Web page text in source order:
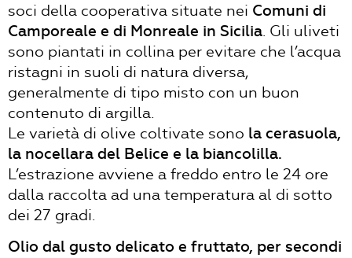
soci della cooperativa situate nei Comuni di
Camporeale e di Monreale in Sicilia. Gli uliveti
sono piantati in collina per evitare che l’acqua
ristagni in suoli di natura diversa,
generalmente di tipo misto con un buon
contenuto di argilla.
Le varietà di olive coltivate sono la cerasuola,
la nocellara del Belice e la biancolilla.
L’estrazione avviene a freddo entro le 24 ore
dalla raccolta ad una temperatura al di sotto
dei 27 gradi.
Olio dal gusto delicato e fruttato, per secondi